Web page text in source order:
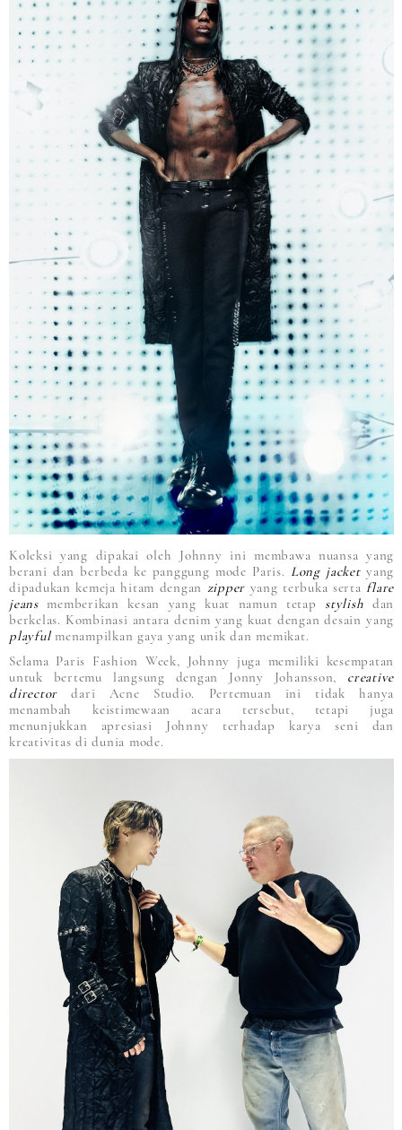
Koleksi yang dipakai oleh Johnny ini membawa nuansa yang
berani dan berbeda ke panggung mode Paris. Long jacketyang
dipadukan kemeja hitam dengan zipper yang terbuka serta flare
jeansmemberikan kesan yang kuat namun tetap stylish dan
berkelas. Kombinasi antara denim yang kuat dengan desain yang
playfulmenampilkan gaya yang unik dan memikat.
Selama Paris Fashion Week, Johnny juga memiliki kesempatan
untuk bertemu langsung dengan Jonny Johansson, creative
director dari Acne Studio. Pertemuan ini tidak hanya
menambah keistimewaan acara tersebut, tetapi juga
menunjukkan apresiasi Johnny terhadap karya seni dan
kreativitas di dunia mode.